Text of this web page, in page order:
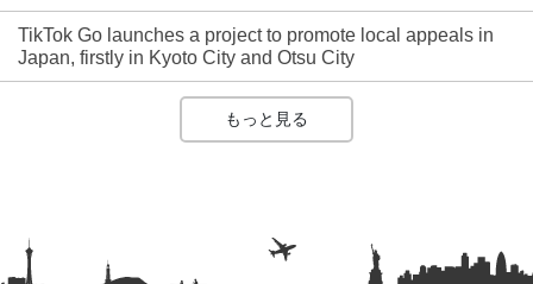
TikTok Go launches a project to promote local appeals in
Japan, firstly in Kyoto City and Otsu City
もっと見る